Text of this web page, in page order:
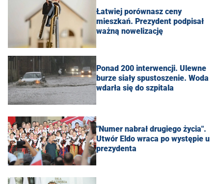
Łatwiej porównasz ceny
mieszkań. Prezydent podpisał
ważną nowelizację
Ponad 200 interwencji. Ulewne
burze siały spustoszenie. Woda
wdarła się do szpitala
"Numer nabrał drugiego życia".
Utwór Eldo wraca po występie u
prezydenta